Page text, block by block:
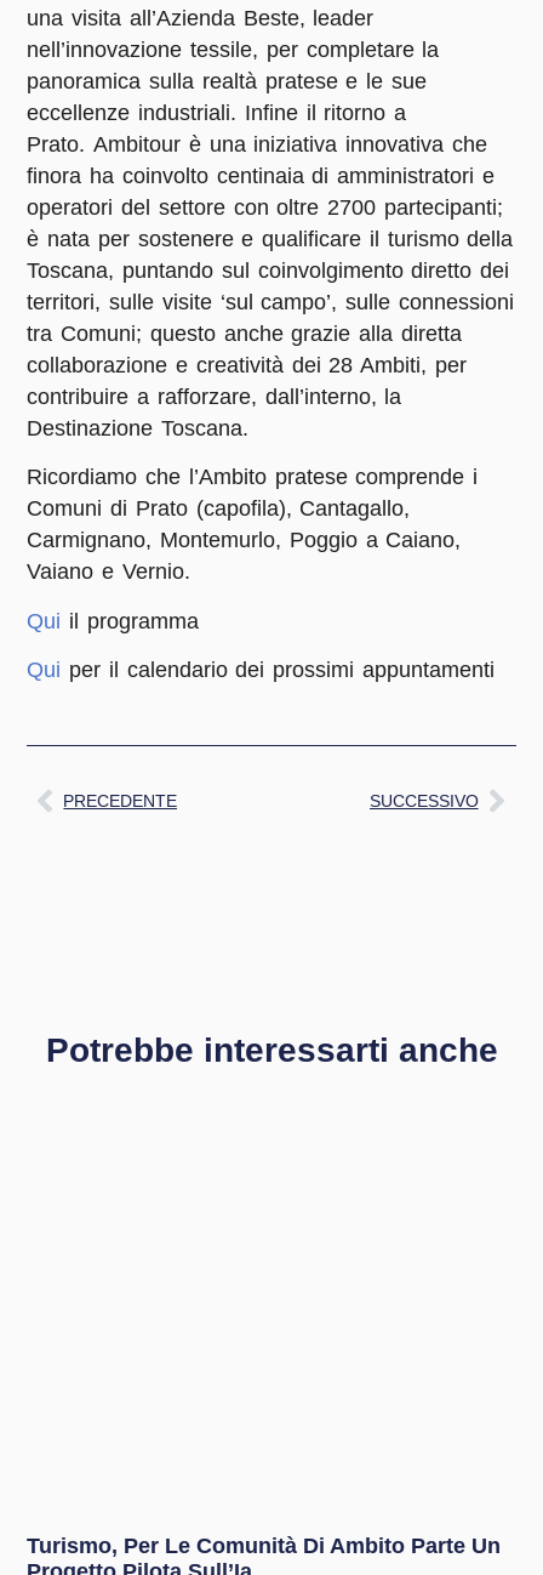
una visita all’Azienda Beste, leader
nell’innovazione tessile, per completare la
panoramica sulla realtà pratese e le sue
eccellenze industriali. Infine il ritorno a
Prato. Ambitour è una iniziativa innovativa che
finora ha coinvolto centinaia di amministratori e
operatori del settore con oltre 2700 partecipanti;
è nata per sostenere e qualificare il turismo della
Toscana, puntando sul coinvolgimento diretto dei
territori, sulle visite ‘sul campo’, sulle connessioni
tra Comuni; questo anche grazie alla diretta
collaborazione e creatività dei 28 Ambiti, per
contribuire a rafforzare, dall’interno, la
Destinazione Toscana.
Ricordiamo che l’Ambito pratese comprende i
Comuni di Prato (capofila), Cantagallo,
Carmignano, Montemurlo, Poggio a Caiano,
Vaiano e Vernio.
Qui il programma
Qui per il calendario dei prossimi appuntamenti
PRECEDENTE SUCCESSIVO
Potrebbe interessarti anche
Turismo, Per Le Comunità Di Ambito Parte Un